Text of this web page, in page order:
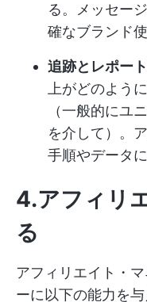
る。メッセー
確なブランド
追跡とレポー
上がどのよう
（一般的にユ
を介して）。
手順やデータ
4.アフィリ
る
アフィリエイト・
ーに以下の能力を与